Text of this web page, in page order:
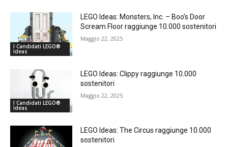
I Candidati LEGO®
Ideas
LEGO Ideas: Monsters, Inc. – Boo’s Door
Scream Floor raggiunge 10.000 sostenitori
Maggio 22, 2025
I Candidati LEGO®
Ideas
LEGO Ideas: Clippy raggiunge 10.000
sostenitori
Maggio 22, 2025
LEGO Ideas: The Circus raggiunge 10.000
sostenitori